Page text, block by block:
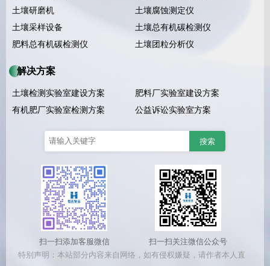
土壤研磨机
土壤腐蚀测定仪
土壤采样设备
土壤总有机碳检测仪
肥料总有机碳检测仪
土壤团粒分析仪
解决方案
土壤检测实验室建设方案
肥料厂实验室建设方案
有机肥厂实验室检测方案
公益诉讼实验室方案
扫一扫添加客服微信
扫一扫关注微信公众号
特别声明：本站部分内容来自网络，如有侵权嫌疑，请作者本人直